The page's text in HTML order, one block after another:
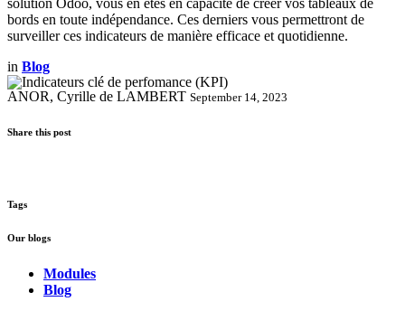
solution Odoo, vous en êtes en capacité de créer vos tableaux de
bords en toute indépendance. Ces derniers vous permettront de
surveiller ces indicateurs de manière efficace et quotidienne.
in Blog
ANOR, Cyrille de LAMBERT September 14, 2023
Share this post
Tags
Our blogs
Modules
Blog